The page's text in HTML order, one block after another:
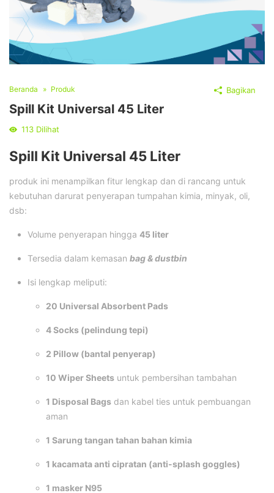
Beranda Produk
Spill Kit Universal 45 Liter
113 Dilihat
Spill Kit Universal 45 Liter
produk ini menampilkan fitur lengkap dan di rancang untuk
kebutuhan darurat penyerapan tumpahan kimia, minyak, oli,
dsb:
Volume penyerapan hingga 45 liter
Tersedia dalam kemasan bag & dustbin
Isi lengkap meliputi:
20 Universal Absorbent Pads
4 Socks (pelindung tepi)
2 Pillow (bantal penyerap)
10 Wiper Sheets untuk pembersihan tambahan
1 Disposal Bags dan kabel ties untuk pembuangan
aman
1 Sarung tangan tahan bahan kimia
1 kacamata anti cipratan (anti-splash goggles)
1 masker N95
Bagikan